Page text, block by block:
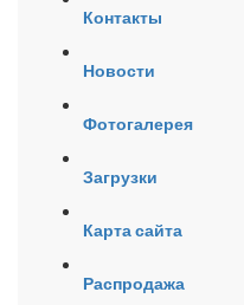
Контакты
Новости
Фотогалерея
Загрузки
Карта сайта
Распродажа